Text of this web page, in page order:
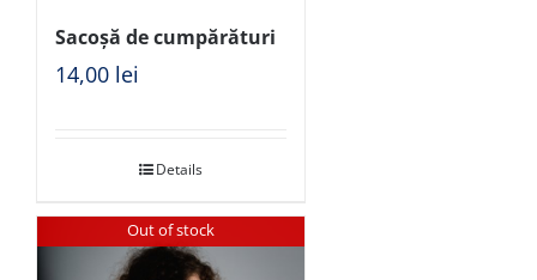
Sacoșă de cumpărături
14,00 lei
Details
Out of stock